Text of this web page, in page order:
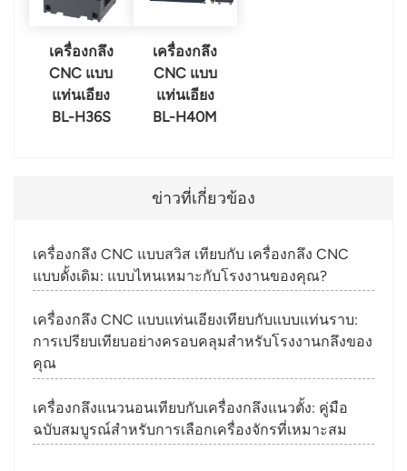
เครื่องกลึง
CNC แบบ
แท่นเอียง
BL-H36S
เครื่องกลึง
CNC แบบ
แท่นเอียง
BL-H40M
ข่าวที่เกี่ยวข้อง
เครื่องกลึง CNC แบบสวิส เทียบกับ เครื่องกลึง CNC
แบบดั้งเดิม: แบบไหนเหมาะกับโรงงานของคุณ?
เครื่องกลึง CNC แบบแท่นเอียงเทียบกับแบบแท่นราบ:
การเปรียบเทียบอย่างครอบคลุมสำหรับโรงงานกลึงของ
คุณ
เครื่องกลึงแนวนอนเทียบกับเครื่องกลึงแนวตั้ง: คู่มือ
ฉบับสมบูรณ์สำหรับการเลือกเครื่องจักรที่เหมาะสม